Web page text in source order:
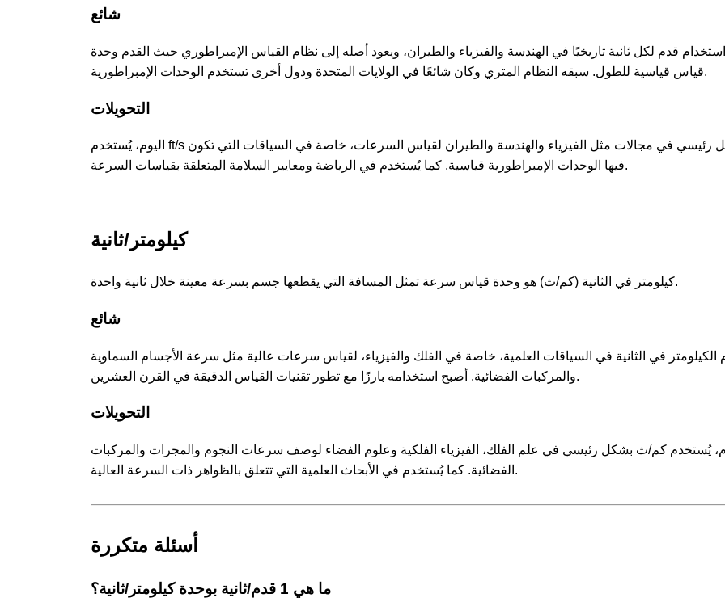
شائع
قدم لكل ثانية تاريخيًا في الهندسة والفيزياء والطيران، ويعود أصله إلى نظام القياس الإمبراطوري حيث القدم وحدة
قياس قياسية للطول. سبقه النظام المتري وكان شائعًا في الولايات المتحدة ودول أخرى تستخدم الوحدات الإمبراطورية.
التحويلات
اليوم، يُستخدم ft/s بشكل رئيسي في مجالات مثل الفيزياء والهندسة والطيران لقياس السرعات، خاصة في السياقات التي تكون
فيها الوحدات الإمبراطورية قياسية. كما يُستخدم في الرياضة ومعايير السلامة المتعلقة بقياسات السرعة.
كيلومتر/ثانية
كيلومتر في الثانية (كم/ث) هو وحدة قياس سرعة تمثل المسافة التي يقطعها جسم بسرعة معينة خلال ثانية واحدة.
شائع
الكيلومتر في الثانية في السياقات العلمية، خاصة في الفلك والفيزياء، لقياس سرعات عالية مثل سرعة الأجسام السماوية
والمركبات الفضائية. أصبح استخدامه بارزًا مع تطور تقنيات القياس الدقيقة في القرن العشرين.
التحويلات
يُستخدم كم/ث بشكل رئيسي في علم الفلك، الفيزياء الفلكية وعلوم الفضاء لوصف سرعات النجوم والمجرات والمركبات
الفضائية. كما يُستخدم في الأبحاث العلمية التي تتعلق بالظواهر ذات السرعة العالية.
أسئلة متكررة
ما هي 1 قدم/ثانية بوحدة كيلومتر/ثانية؟